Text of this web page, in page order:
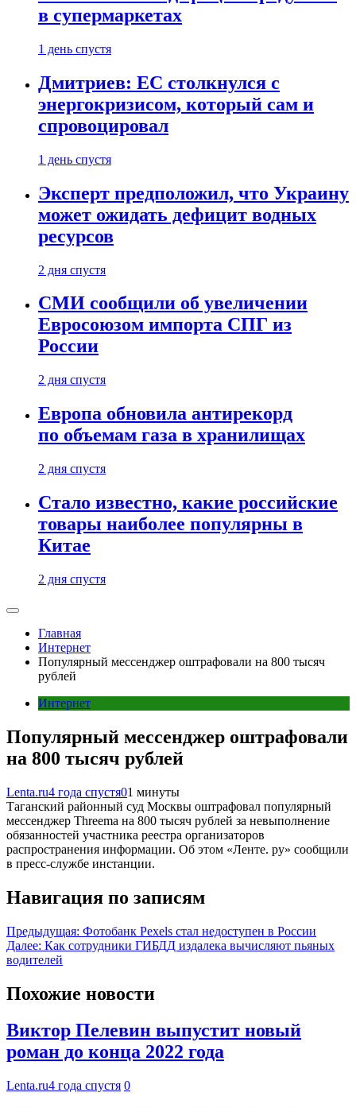
в супермаркетах
1 день спустя
Дмитриев: ЕС столкнулся с
энергокризисом, который сам и
спровоцировал
1 день спустя
Эксперт предположил, что Украину
может ожидать дефицит водных
ресурсов
2 дня спустя
СМИ сообщили об увеличении
Евросоюзом импорта СПГ из
России
2 дня спустя
Европа обновила антирекорд
по объемам газа в хранилищах
2 дня спустя
Стало известно, какие российские
товары наиболее популярны в
Китае
2 дня спустя
Главная
Интернет
Популярный мессенджер оштрафовали на 800 тысяч
рублей
Интернет
Популярный мессенджер оштрафовали
на 800 тысяч рублей
Lenta.ru4 года спустя01 минуты
Таганский районный суд Москвы оштрафовал популярный
мессенджер Threema на 800 тысяч рублей за невыполнение
обязанностей участника реестра организаторов
распространения информации. Об этом «Ленте. ру» сообщили
в пресс-службе инстанции.
Навигация по записям
Предыдущая: Фотобанк Pexels стал недоступен в России
Далее: Как сотрудники ГИБДД издалека вычисляют пьяных
водителей
Похожие новости
Виктор Пелевин выпустит новый
роман до конца 2022 года
Lenta.ru4 года спустя 0